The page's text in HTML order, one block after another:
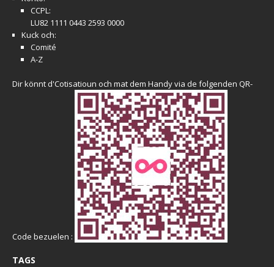
CCPL:
LU82 1111 0443 2593 0000
Kuck och:
Comité
A-Z
Dir könnt d'Cotisatioun och mat dem Handy via de folgenden QR-
Code bezuelen :
TAGS